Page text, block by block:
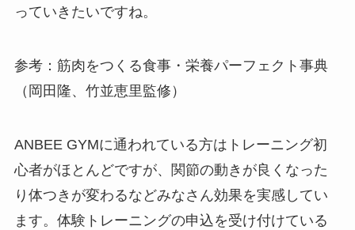
っていきたいですね。
参考：筋肉をつくる食事・栄養パーフェクト事典
（岡田隆、竹並恵里監修）
ANBEE GYMに通われている方はトレーニング初
心者がほとんどですが、関節の動きが良くなった
り体つきが変わるなどみなさん効果を実感してい
ます。体験トレーニングの申込を受け付けている